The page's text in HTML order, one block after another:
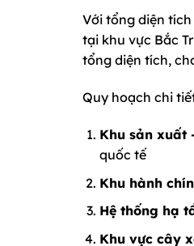
Với tổng diện
tại khu vực Bắc
tổng diện tích,
Quy hoạch chi
Khu sản xuất
quốc tế
Khu hành
Hệ thống hạ
Khu vực cây